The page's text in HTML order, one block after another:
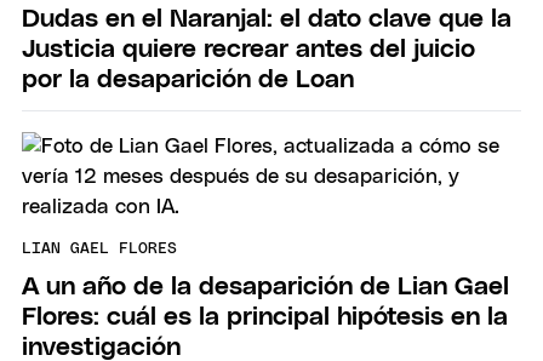
Dudas en el Naranjal: el dato clave que la
Justicia quiere recrear antes del juicio
por la desaparición de Loan
LIAN GAEL FLORES
A un año de la desaparición de Lian Gael
Flores: cuál es la principal hipótesis en la
investigación